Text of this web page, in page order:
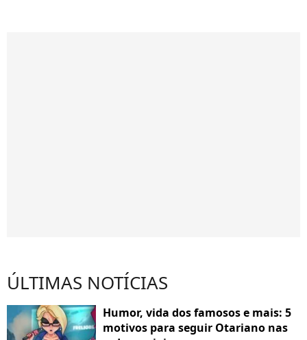
ÚLTIMAS NOTÍCIAS
Humor, vida dos famosos e mais: 5
motivos para seguir Otariano nas